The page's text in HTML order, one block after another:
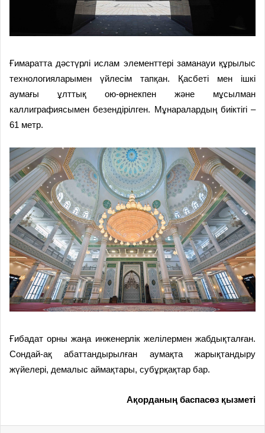
Ғимаратта дәстүрлі ислам элементтері заманауи құрылыс
технологияларымен үйлесім тапқан. Қасбеті мен ішкі
аумағы ұлттық ою-өрнекпен және мұсылман
каллиграфиясымен безендірілген. Мұнаралардың биіктігі –
61 метр.
Ғибадат орны жаңа инженерлік желілермен жабдықталған.
Сондай-ақ абаттандырылған аумақта жарықтандыру
жүйелері, демалыс аймақтары, субұрқақтар бар.
Ақорданың баспасөз қызметі